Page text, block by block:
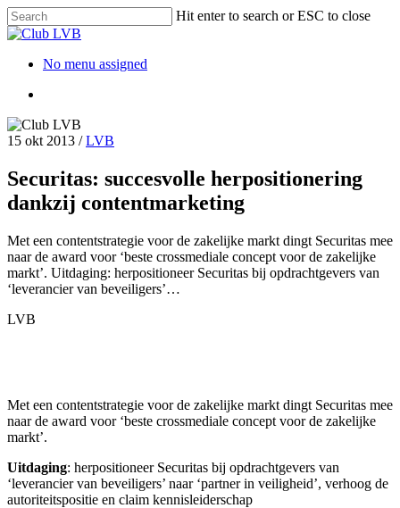
Hit enter to search or ESC to close
No menu assigned
15 okt 2013 /LVB
Securitas: succesvolle herpositionering
dankzij contentmarketing
Met een contentstrategie voor de zakelijke markt dingt Securitas mee
naar de award voor ‘beste crossmediale concept voor de zakelijke
markt’. Uitdaging: herpositioneer Securitas bij opdrachtgevers van
‘leverancier van beveiligers’…
LVB
Met een contentstrategie voor de zakelijke markt dingt Securitas mee
naar de award voor ‘beste crossmediale concept voor de zakelijke
markt’.
Uitdaging: herpositioneer Securitas bij opdrachtgevers van
‘leverancier van beveiligers’ naar ‘partner in veiligheid’, verhoog de
autoriteitspositie en claim kennisleiderschap